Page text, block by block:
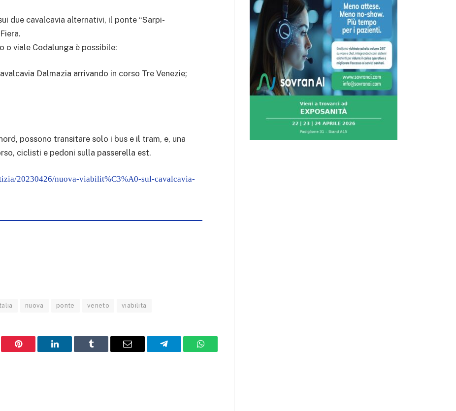
due cavalcavia alternativi, il ponte “Sarpi-
o viale Codalunga è possibile:
Dalmazia arrivando in corso Tre Venezie;
possono transitare solo i bus e il tram, e, una
ciclisti e pedoni sulla passerella est.
20230426/nuova-viabilit%C3%A0-sul-cavalcavia-
nuova ponte veneto viabilita
Pinterest LinkedIn Tumblr Email Telegram WhatsApp